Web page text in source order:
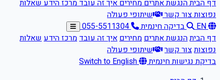
דף הביתהנגשת אתריםמחיריםאיך זה עובדמרכז הידעשאלות
נפוצותצור קשר
שיתופי פעולה
EN
בדיקה חינמית
055-5511304
דף הביתהנגשת אתריםמחיריםאיך זה עובדמרכז הידעשאלות
נפוצותצור קשר
שיתופי פעולה
בדיקת נגישות חינמית
Switch to English